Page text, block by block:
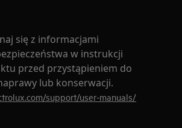
się z informacjami
w instrukcji
przed przystąpieniem do
lub konserwacji.
support/user-manuals/